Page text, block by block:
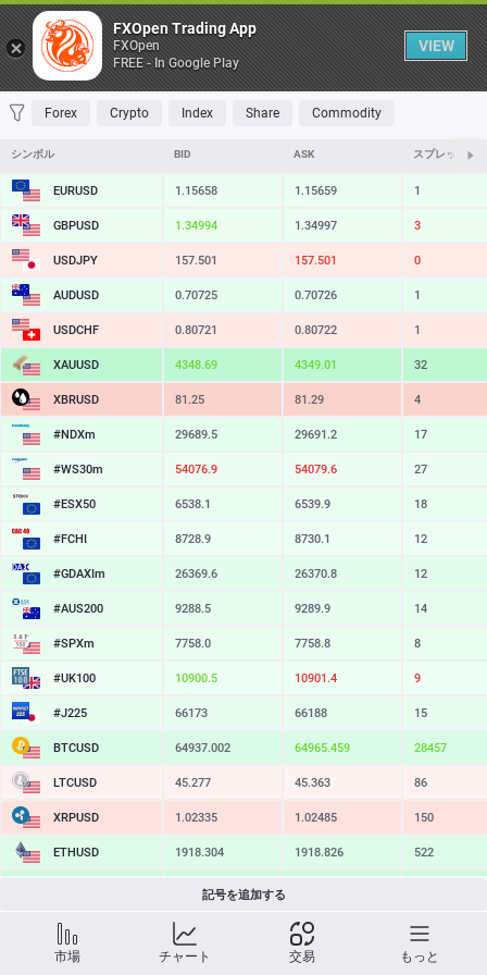
Table
FAVORITES MOST TRADED TOP RISERS TOP FALLERS MOST
Forex Crypto Index Share Commodity
シンボル BID ASK スプレッド
EURUSD 1.15658 1.15659 1
GBPUSD 1.34994 1.34997 3
USDJPY 157.501 157.501 0
AUDUSD 0.70725 0.70726 1
USDCHF 0.80721 0.80722 1
XAUUSD 4348.69 4349.01 32
XBRUSD 81.25 81.29 4
#NDXm 29689.5 29691.2 17
#WS30m 54076.9 54079.6 27
#ESX50 6538.1 6539.9 18
#FCHI 8728.9 8730.1 12
#GDAXIm 26369.6 26370.8 12
#AUS200 9288.5 9289.9 14
#SPXm 7758.0 7758.8 8
#UK100 10900.5 10901.4 9
#J225 66173 66188 15
BTCUSD 64937.002 64965.459 28457
LTCUSD 45.277 45.363 86
XRPUSD 1.02335 1.02485 150
ETHUSD 1918.304 1918.826 522
215.739
SOLUSD 73.87
TSLA 326.99 327.56 57
記号を追加する
市場 チャート 交易 もっと
FXOpen Trading App
FXOpen
FREE - In Google Play
VIEW